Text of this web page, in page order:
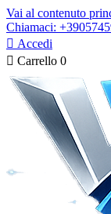
Vai al contenuto
Chiamaci:
 Accedi
 Carrello 0